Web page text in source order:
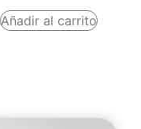
Añadir al carrito